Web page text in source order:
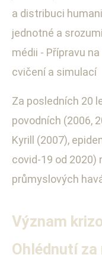
a distribuci
jednotné a
médii - Přípravu
cvičení a simulací
Za posledních 20
povodních (2006,
Kyrill (2007),
covid-19 od 2020)
průmyslových
Význam
Ohlédnutí